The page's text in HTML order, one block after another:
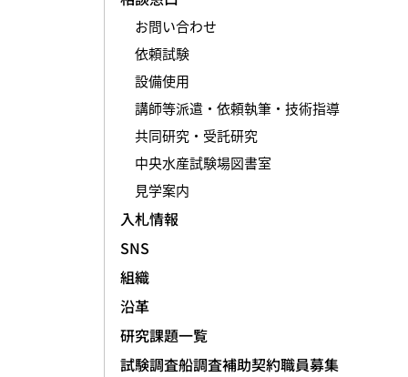
お問い合わせ
依頼試験
設備使用
講師等派遣・依頼執筆・技術指導
共同研究・受託研究
中央水産試験場図書室
見学案内
入札情報
SNS
組織
沿革
研究課題一覧
試験調査船調査補助契約職員募集